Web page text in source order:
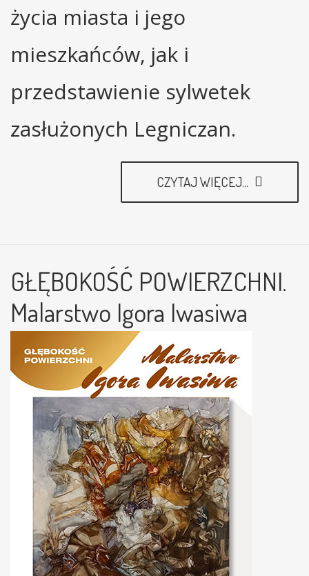
życia miasta i jego
mieszkańców, jak i
przedstawienie sylwetek
zasłużonych Legniczan.
CZYTAJ WIĘCEJ...
GŁĘBOKOŚĆ POWIERZCHNI.
Malarstwo Igora Iwasiwa